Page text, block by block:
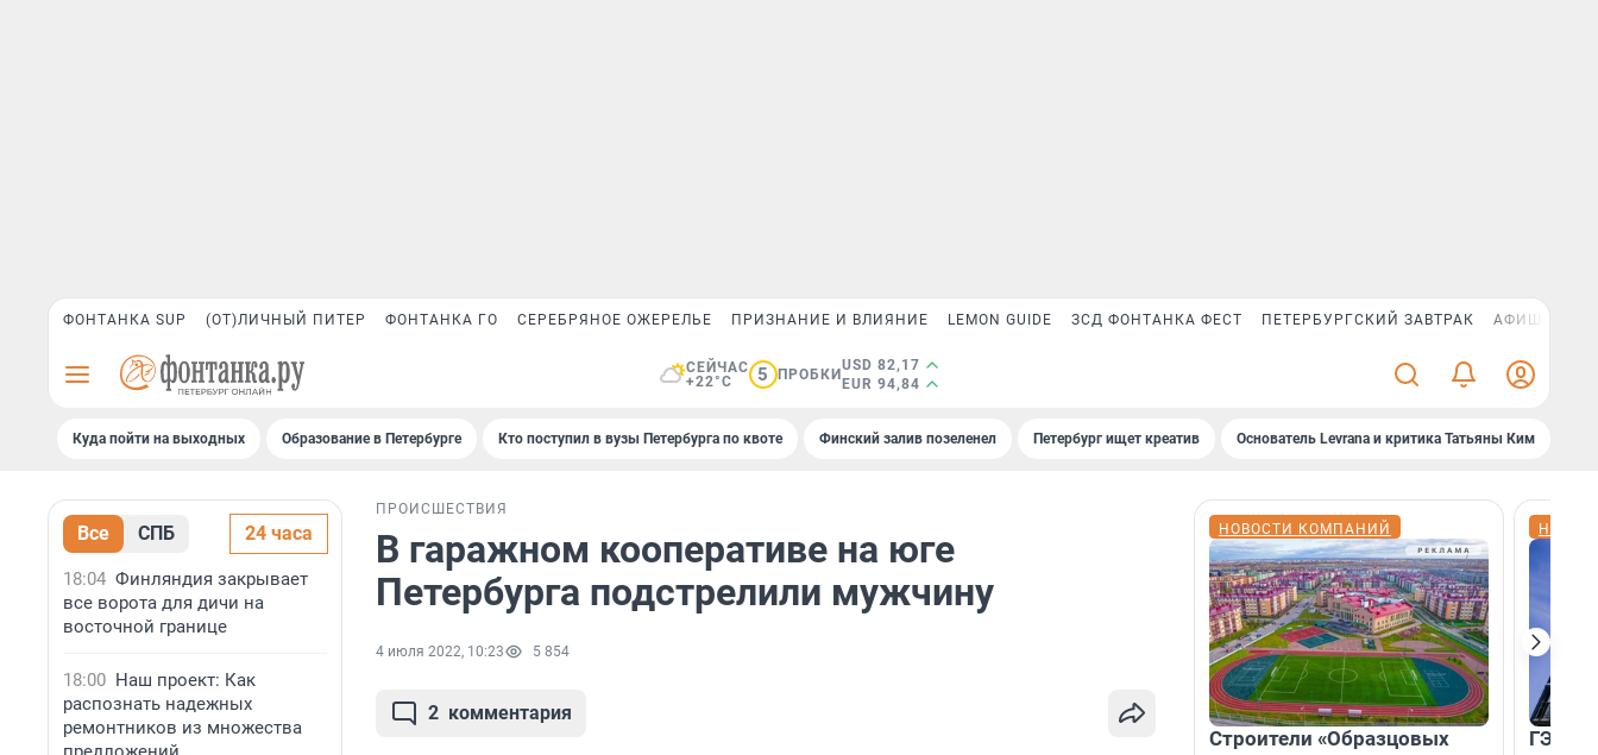
ФОНТАНКА SUP (ОТ)ЛИЧНЫЙ ПИТЕР ФОНТАНКА ГО СЕРЕБРЯНОЕ ОЖЕРЕЛЬЕ ПРИЗНАНИЕ И ВЛИЯНИЕ LEMON GUIDE ЗСД ФОНТАНКА ФЕСТ ПЕТЕРБУРГСКИЙ ЗАВТРАК АФИША PLUS
СЕЙЧАС
+22°C
5 ПРОБКИ
USD 82,17
EUR 94,84
Куда пойти на выходных Образование в Петербурге Кто поступил в вузы Петербурга по квоте Финский залив позеленел Петербург ищет креатив Основатель Levrana и критика Татьяны Ким
Все СПБ 24 часа
18:04 Финляндия закрывает
все ворота для дичи на
восточной границе
18:00 Наш проект: Как
распознать надежных
ремонтников из множества
ПРОИСШЕСТВИЯ
В гаражном кооперативе на юге
Петербурга подстрелили мужчину
4 июля 2022, 10:23 5 854
2 комментария
НОВОСТИ КОМПАНИЙ
Строители «Образцовых
ГЭС,